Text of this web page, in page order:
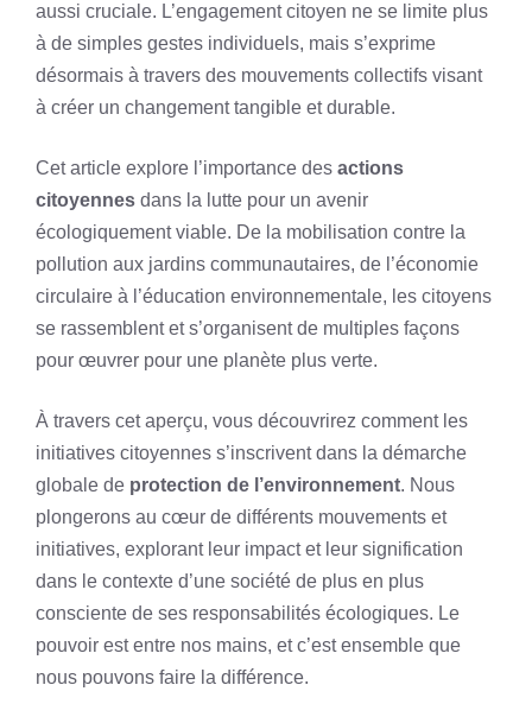
aussi cruciale. L’engagement citoyen ne se limite plus
à de simples gestes individuels, mais s’exprime
désormais à travers des mouvements collectifs visant
à créer un changement tangible et durable.
Cet article explore l’importance des actions
citoyennes dans la lutte pour un avenir
écologiquement viable. De la mobilisation contre la
pollution aux jardins communautaires, de l’économie
circulaire à l’éducation environnementale, les citoyens
se rassemblent et s’organisent de multiples façons
pour œuvrer pour une planète plus verte.
À travers cet aperçu, vous découvrirez comment les
initiatives citoyennes s’inscrivent dans la démarche
globale de protection de l’environnement. Nous
plongerons au cœur de différents mouvements et
initiatives, explorant leur impact et leur signification
dans le contexte d’une société de plus en plus
consciente de ses responsabilités écologiques. Le
pouvoir est entre nos mains, et c’est ensemble que
nous pouvons faire la différence.